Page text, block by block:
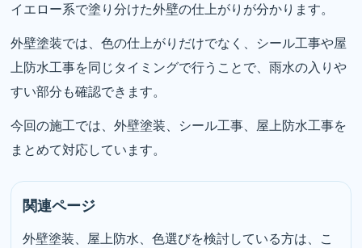
イエロー系で塗り分けた外壁の仕上がりが分かります。
外壁塗装では、色の仕上がりだけでなく、シール工事や屋
上防水工事を同じタイミングで行うことで、雨水の入りや
すい部分も確認できます。
今回の施工では、外壁塗装、シール工事、屋上防水工事を
まとめて対応しています。
関連ページ
外壁塗装、屋上防水、色選びを検討している方は、こ